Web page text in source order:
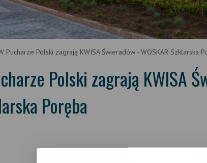
Pucharze Polski zagrają KWISA Świeradów - WOSKAR Szklarska
Polski zagrają KWISA
Poręba